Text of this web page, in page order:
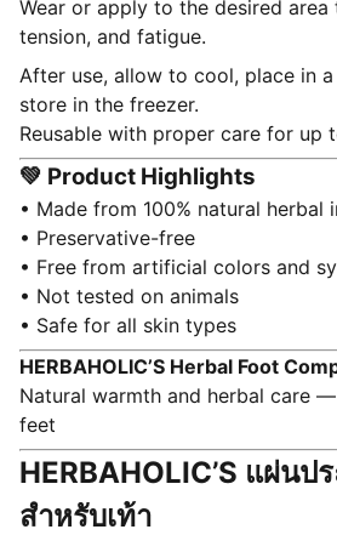
Wear or apply to the desired area
tension, and fatigue.
After use, allow to cool, place in
store in the freezer.
Reusable with proper care for up
💚 Product Highlights
• Made from 100% natural herbal
• Preservative-free
• Free from artificial colors and
• Not tested on animals
• Safe for all skin types
HERBAHOLIC’S Herbal Foot
Natural warmth and herbal care
feet
HERBAHOLIC’S แผ่นป
สำหรับเท้า